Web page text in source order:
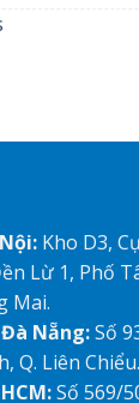
Kho D3,
Lừ 1, Phố
Mai.
Nẵng:Số
Q. Liên Chiểu.
Số 569/